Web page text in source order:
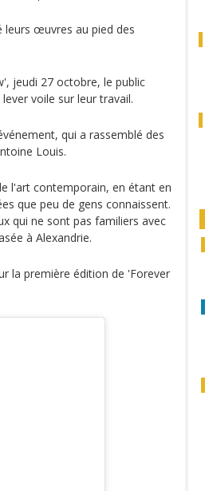
leurs œuvres au pied des
jeudi 27 octobre, le public
voile sur leur travail.
qui a rassemblé des
Louis.
l'art contemporain, en étant en
que peu de gens connaissent.
qui ne sont pas familiers avec
à Alexandrie.
la première édition de 'Forever